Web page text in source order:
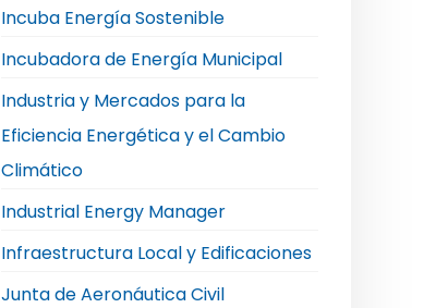
Incuba Energía Sostenible
Incubadora de Energía Municipal
Industria y Mercados para la
Eficiencia Energética y el Cambio
Climático
Industrial Energy Manager
Infraestructura Local y Edificaciones
Junta de Aeronáutica Civil